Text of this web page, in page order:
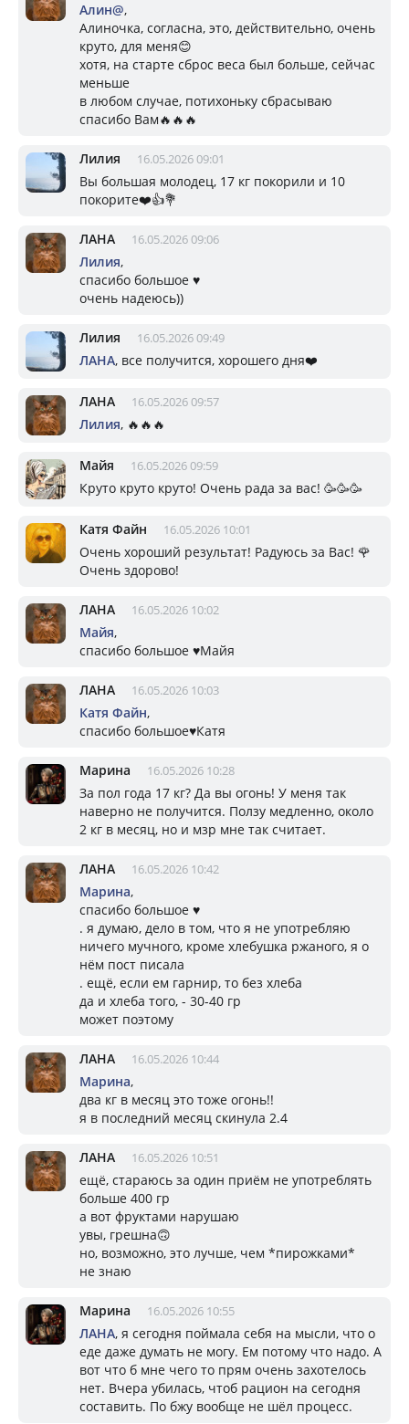
Алин@,
Алиночка, согласна, это, действительно, очень
круто, для меня😊
хотя, на старте сброс веса был больше, сейчас
меньше
в любом случае, потихоньку сбрасываю
спасибо Вам🔥🔥🔥
Лилия 16.05.2026 09:01
Вы большая молодец, 17 кг покорили и 10
покорите❤️👍💐
ЛАНА 16.05.2026 09:06
Лилия,
спасибо большое ♥️
очень надеюсь))
Лилия 16.05.2026 09:49
ЛАНА, все получится, хорошего дня❤️
ЛАНА 16.05.2026 09:57
Лилия, 🔥🔥🔥
Майя 16.05.2026 09:59
Круто круто круто! Очень рада за вас! 🥳🥳🥳
Катя Файн 16.05.2026 10:01
Очень хороший результат! Радуюсь за Вас! 🌹
Очень здорово!
ЛАНА 16.05.2026 10:02
Майя,
спасибо большое ♥️Майя
ЛАНА 16.05.2026 10:03
Катя Файн,
спасибо большое♥️Катя
Марина 16.05.2026 10:28
За пол года 17 кг? Да вы огонь! У меня так
наверно не получится. Ползу медленно, около
2 кг в месяц, но и мзр мне так считает.
ЛАНА 16.05.2026 10:42
Марина,
спасибо большое ♥️
. я думаю, дело в том, что я не употребляю
ничего мучного, кроме хлебушка ржаного, я о
нём пост писала
. ещё, если ем гарнир, то без хлеба
да и хлеба того, - 30-40 гр
может поэтому
ЛАНА 16.05.2026 10:44
Марина,
два кг в месяц это тоже огонь!!
я в последний месяц скинула 2.4
ЛАНА 16.05.2026 10:51
ещё, стараюсь за один приём не употреблять
больше 400 гр
а вот фруктами нарушаю
увы, грешна🙃
но, возможно, это лучше, чем *пирожками*
не знаю
Марина 16.05.2026 10:55
ЛАНА, я сегодня поймала себя на мысли, что о
еде даже думать не могу. Ем потому что надо. А
вот что б мне чего то прям очень захотелось
нет. Вчера убилась, чтоб рацион на сегодня
составить. По бжу вообще не шёл процесс.